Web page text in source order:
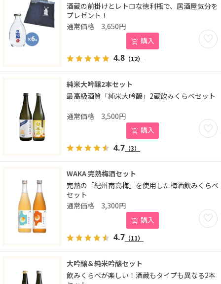
酒蔵の前掛けとレトロな徳利瓶で、居酒屋気分を
プレゼント！
お気
3,650円
購入
4.8 （12）
純米大吟醸2本セット
最高級酒質「純米大吟醸」2蔵飲みくらべセット
お気
3,500円
購入
4.7 （3）
WAKA 完熟梅酒セット
完熟の「紀州南高梅」を使用した梅酒飲みくらべ
セット
お気
3,300円
購入
4.7 （11）
大吟醸＆純米吟醸セット
飲みくらべが楽しい！酒蔵もタイプも異なる2本